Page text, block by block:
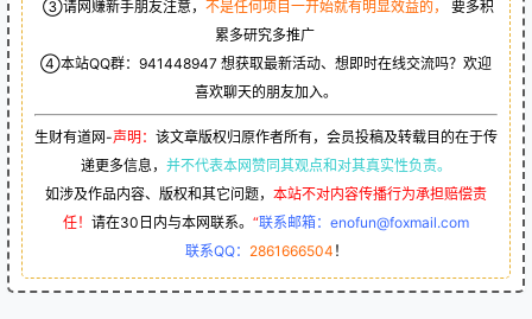
③请网赚新手朋友注意， 不是任何项目一开始就有明显效益的，
要多积
累多研究多推广
④本站QQ群： 941448947 想获取最新活动、想即时在线交流吗？欢迎
喜欢聊天的朋友加入。
生财有道网-声明： 该文章版权归原作者所有，会员投稿及转载目的在于传
递更多信息， 并不代表本网赞同其观点和对其真实性负责。
如涉及作品内容、版权和其它问题， 本站不对内容传播行为承担赔偿责
任！ 请在30日内与本网联系。 “联系邮箱：enofun@foxmail.com
联系QQ： 2861666504 ！